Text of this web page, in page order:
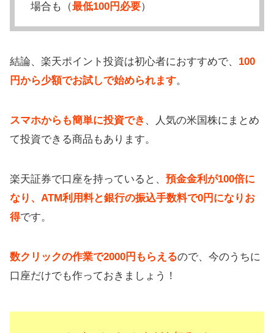
場合も（最低100円必要）
結論、楽天ポイント投資は初心者におすすめで、 100
円から少額でお試しで始められます。
スマホからも簡単に投資でき 、人気の米国株にまとめ
て投資できる商品もあります。
楽天証券で口座を持っていると、 預金金利が100倍に
なり、ATM利用料と銀行の振込手数料で0円になりお
得です。
数クリックの作業で2000円もらえるので、今のうちに
口座だけでも作っておきましょう！